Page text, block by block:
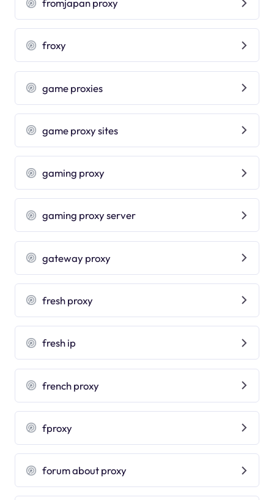
fromjapan proxy
froxy
game proxies
game proxy sites
gaming proxy
gaming proxy server
gateway proxy
fresh proxy
fresh ip
french proxy
fproxy
forum about proxy